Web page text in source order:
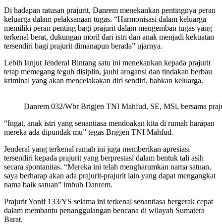
Di hadapan ratusan prajurit, Danrem menekankan pentingnya peran
keluarga dalam pelaksanaan tugas. “Harmonisasi dalam keluarga
memiliki peran penting bagi prajurit dalam mengemban tugas yang
terkenal berat, dukungan moril dari istri dan anak menjadi kekuatan
tersendiri bagi prajurit dimanapun berada” ujarnya.
Lebih lanjut Jenderal Bintang satu ini menekankan kepada prajurit
tetap memegang teguh disiplin, jauhi arogansi dan tindakan berbau
kriminal yang akan mencelakakan diri sendiri, bahkan keluarga.
Danrem 032/Wbr Brigjen TNI Mahfud, SE, MSi, bersama
“Ingat, anak istri yang senantiasa mendoakan kita di rumah harapan
mereka ada dipundak mu” tegas Brigjen TNI Mahfud.
Jenderal yang terkenal ramah ini juga memberikan apresiasi
tersendiri kepada prajurit yang berprestasi dalam bentuk tali asih
secara spontanitas. “Mereka ini telah mengharumkan nama satuan,
saya berharap akan ada prajurit-prajurit lain yang dapat mengangkat
nama baik satuan” imbuh Danrem.
Prajurit Yonif 133/YS selama ini terkenal senantiasa bergerak cepat
dalam membantu penanggulangan bencana di wilayah Sumatera
Barat.